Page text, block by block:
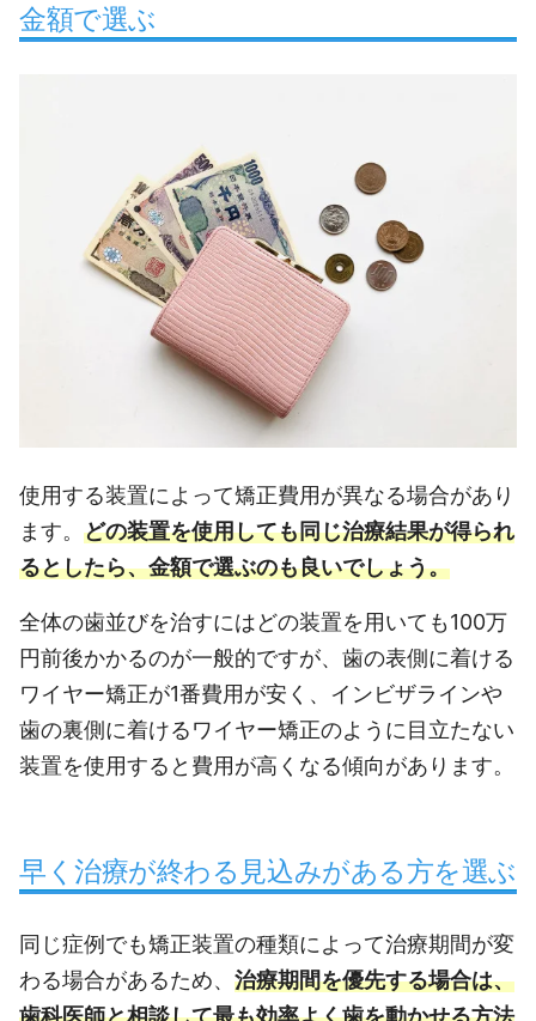
金額で選ぶ
使用する装置によって矯正費用が異なる場合があり
ます。 どの装置を使用しても同じ治療結果が得られ
るとしたら、金額で選ぶのも良いでしょう。
全体の歯並びを治すにはどの装置を用いても100万
円前後かかるのが一般的ですが、歯の表側に着ける
ワイヤー矯正が1番費用が安く、インビザラインや
歯の裏側に着けるワイヤー矯正のように目立たない
装置を使用すると費用が高くなる傾向があります。
早く治療が終わる見込みがある方を選ぶ
同じ症例でも矯正装置の種類によって治療期間が変
わる場合があるため、 治療期間を優先する場合は、
歯科医師と相談して最も効率よく歯を動かせる方法